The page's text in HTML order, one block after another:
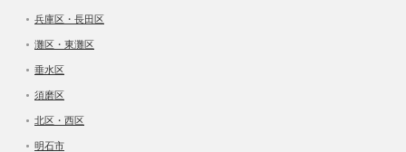
兵庫区・長田区
灘区・東灘区
垂水区
須磨区
北区・西区
明石市